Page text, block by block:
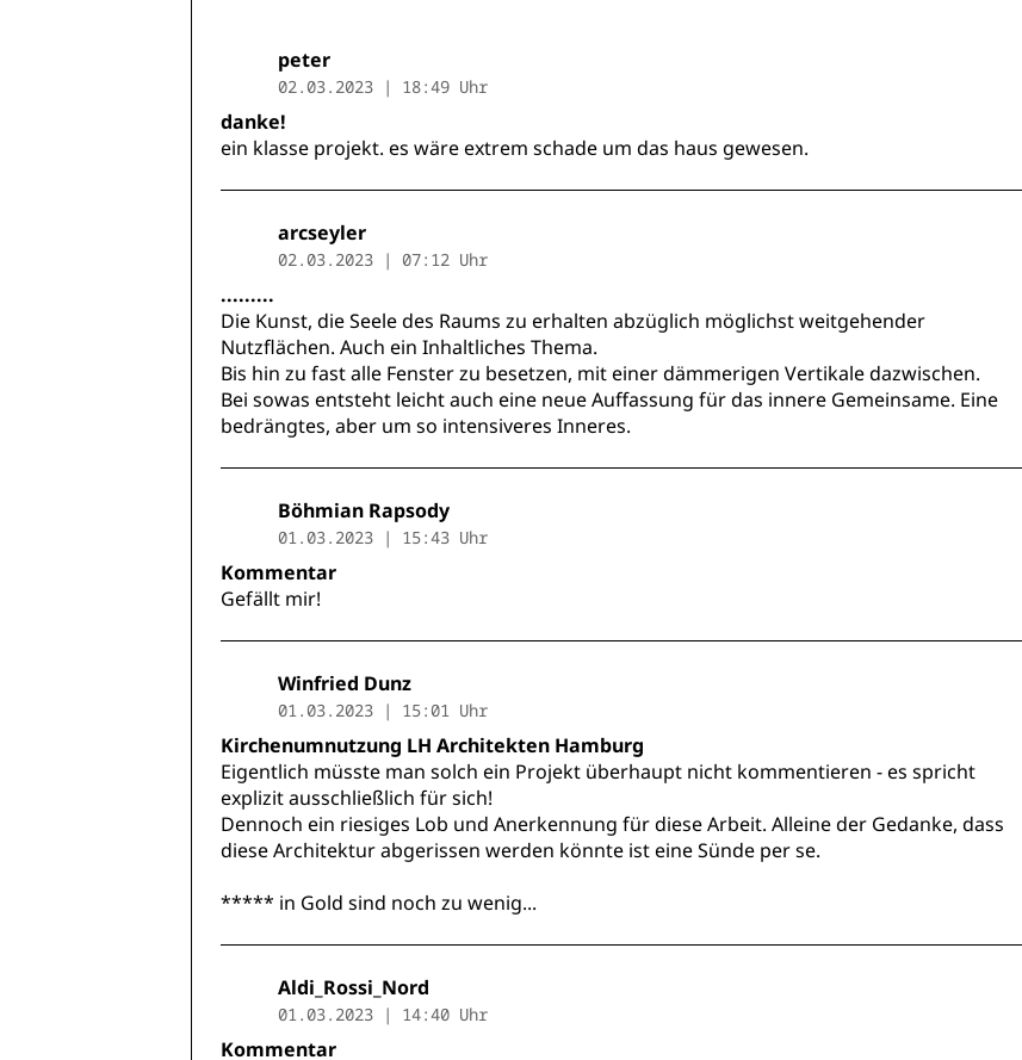
peter
02.03.2023 | 18:49 Uhr
danke!
ein klasse projekt. es wäre extrem schade um das haus gewesen.
arcseyler
02.03.2023 | 07:12 Uhr
.........
Die Kunst, die Seele des Raums zu erhalten abzüglich möglichst weitgehender
Nutzflächen. Auch ein Inhaltliches Thema.
Bis hin zu fast alle Fenster zu besetzen, mit einer dämmerigen Vertikale dazwischen.
Bei sowas entsteht leicht auch eine neue Auffassung für das innere Gemeinsame. Eine
bedrängtes, aber um so intensiveres Inneres.
Böhmian Rapsody
01.03.2023 | 15:43 Uhr
Kommentar
Gefällt mir!
Winfried Dunz
01.03.2023 | 15:01 Uhr
Kirchenumnutzung LH Architekten Hamburg
Eigentlich müsste man solch ein Projekt überhaupt nicht kommentieren - es spricht
explizit ausschließlich für sich!
Dennoch ein riesiges Lob und Anerkennung für diese Arbeit. Alleine der Gedanke, dass
diese Architektur abgerissen werden könnte ist eine Sünde per se.
***** in Gold sind noch zu wenig...
Aldi_Rossi_Nord
01.03.2023 | 14:40 Uhr
Kommentar